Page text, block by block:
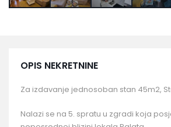
OPIS NEKRETNINE
Za izdavanje jednosoban stan 45m2,
Nalazi se na 5. spratu u zgradi koja